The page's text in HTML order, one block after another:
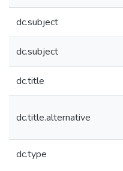
dc.subject
dc.subject
dc.title
dc.title.alternative
dc.type